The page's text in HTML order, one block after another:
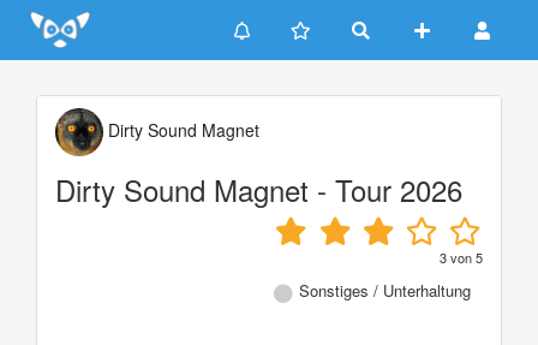
Update cookies preferences
Dirty Sound Magnet
Dirty Sound Magnet - Tour 2026
3von5
Sonstiges / Unterhaltung